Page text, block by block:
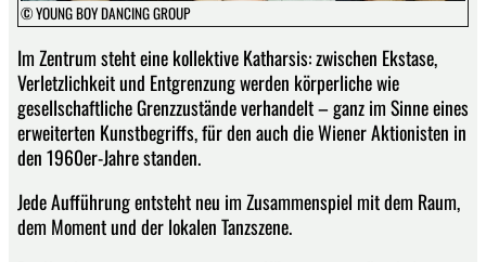
© YOUNG BOY DANCING GROUP
Im Zentrum steht eine kollektive Katharsis: zwischen Ekstase,
Verletzlichkeit und Entgrenzung werden körperliche wie
gesellschaftliche Grenzzustände verhandelt – ganz im Sinne eines
erweiterten Kunstbegriffs, für den auch die Wiener Aktionisten in
den 1960er-Jahre standen.
Jede Aufführung entsteht neu im Zusammenspiel mit dem Raum,
dem Moment und der lokalen Tanzszene.